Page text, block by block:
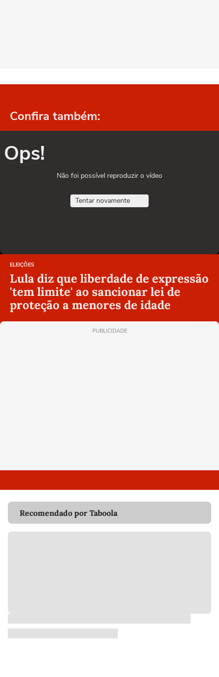
Confira também:
Ops!
Não foi possível reproduzir o vídeo
Tentar novamente
ELEIÇÕES
Lula diz que liberdade de expressão
'tem limite' ao sancionar lei de
proteção a menores de idade
PUBLICIDADE
Recomendado por Taboola